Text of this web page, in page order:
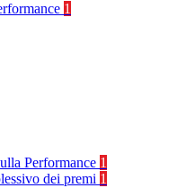
1
Performance 1
dei premi 1